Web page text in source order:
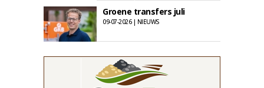
Groene transfers juli
09-07-2026 | NIEUWS